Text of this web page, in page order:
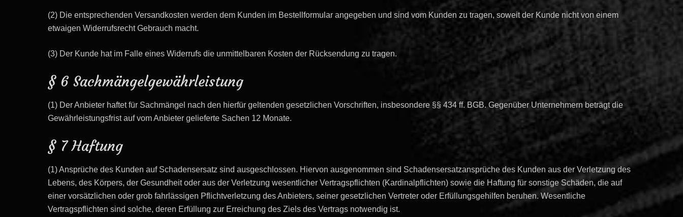
(2) Die entsprechenden Versandkosten werden dem Kunden im Bestellformular angegeben und sind vom Kunden zu tragen, soweit der Kunde nicht von einem
etwaigen Widerrufsrecht Gebrauch macht.
(3) Der Kunde hat im Falle eines Widerrufs die unmittelbaren Kosten der Rücksendung zu tragen.
§ 6 Sachmängelgewährleistung
(1) Der Anbieter haftet für Sachmängel nach den hierfür geltenden gesetzlichen Vorschriften, insbesondere §§ 434 ff. BGB. Gegenüber Unternehmern beträgt die
Gewährleistungsfrist auf vom Anbieter gelieferte Sachen 12 Monate.
§ 7 Haftung
(1) Ansprüche des Kunden auf Schadensersatz sind ausgeschlossen. Hiervon ausgenommen sind Schadensersatzansprüche des Kunden aus der Verletzung des
Lebens, des Körpers, der Gesundheit oder aus der Verletzung wesentlicher Vertragspflichten (Kardinalpflichten) sowie die Haftung für sonstige Schäden, die auf
einer vorsätzlichen oder grob fahrlässigen Pflichtverletzung des Anbieters, seiner gesetzlichen Vertreter oder Erfüllungsgehilfen beruhen. Wesentliche
Vertragspflichten sind solche, deren Erfüllung zur Erreichung des Ziels des Vertrags notwendig ist.